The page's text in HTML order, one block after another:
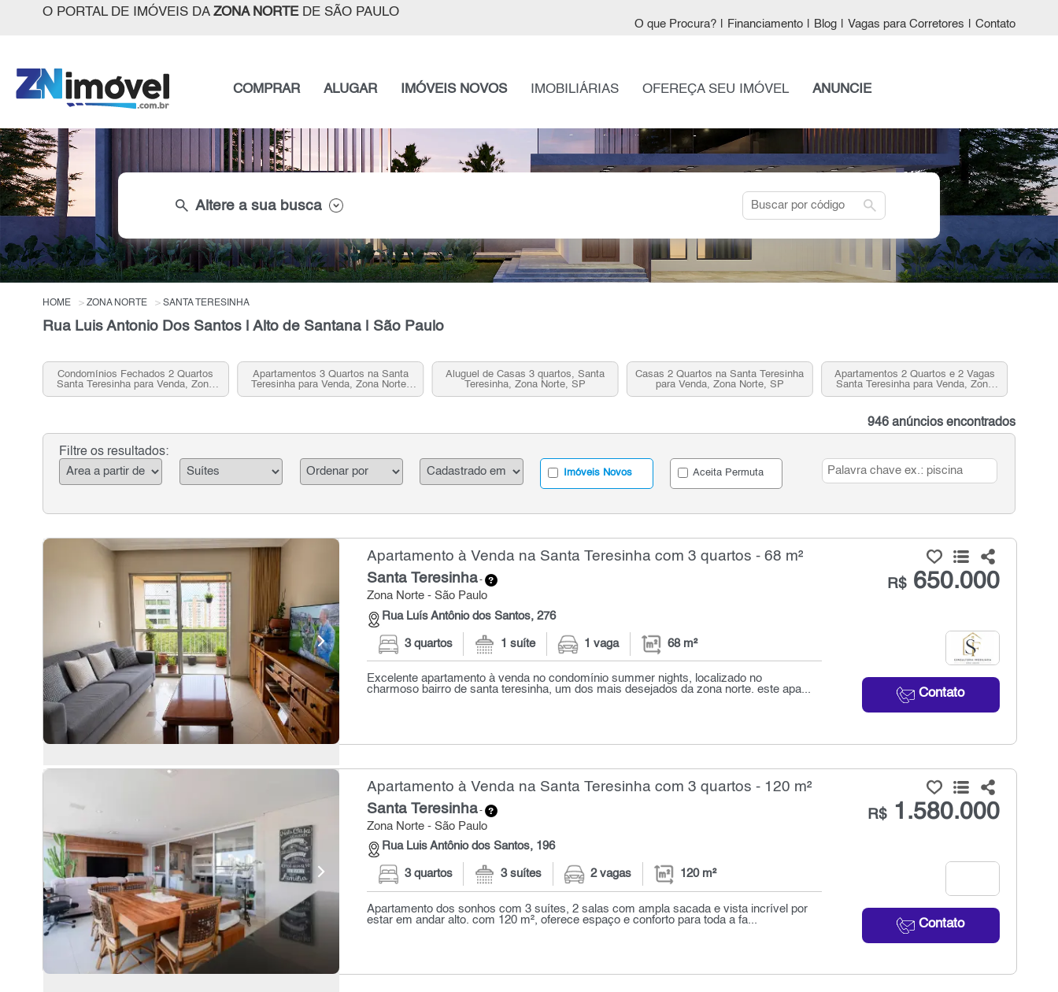
O PORTAL DE IMÓVEIS DA ZONA NORTEDE SÃO PAULO
O que Procura? Financiamento Blog Vagas para Corretores Contato
COMPRAR ALUGAR IMÓVEIS NOVOS IMOBILIÁRIAS OFEREÇA SEU IMÓVEL ANUNCIE
search Altere a sua busca search
HOME ZONA NORTE SANTA TERESINHA
Rua Luis Antonio Dos Santos | Alto de Santana | São Paulo
Condomínios Fechados 2 Quartos
Santa Teresinha para Venda, Zona
Norte, SP
Apartamentos 3 Quartos na Santa
Teresinha para Venda, Zona Norte,
SP
Aluguel de Casas 3 quartos, Santa
Teresinha, Zona Norte, SP
Casas 2 Quartos na Santa Teresinha
para Venda, Zona Norte, SP
Apartamentos 2 Quartos e 2 Vagas
Santa Teresinha para Venda, Zona
Norte, SP
946 anúncios encontrados
Filtre os resultados:
Imóveis Novos Aceita Permuta
Apartamento à Venda na Santa Teresinha com 3 quartos - 68 m²
Santa Teresinha-
Zona Norte - São Paulo
Rua Luís Antônio dos Santos, 276
R$650.000
Contato
3 quartos 1 suíte 1 vaga 68 m²
Excelente apartamento à venda no condomínio summer nights, localizado no
charmoso bairro de santa teresinha, um dos mais desejados da zona norte. este apa...
Apartamento à Venda na Santa Teresinha com 3 quartos - 120 m²
Santa Teresinha-
Zona Norte - São Paulo
Rua Luis Antônio dos Santos, 196
R$1.580.000
Contato
3 quartos 3 suítes 2 vagas 120 m²
Apartamento dos sonhos com 3 suítes, 2 salas com ampla sacada e vista incrível por
estar em andar alto. com 120 m², oferece espaço e conforto para toda a fa...